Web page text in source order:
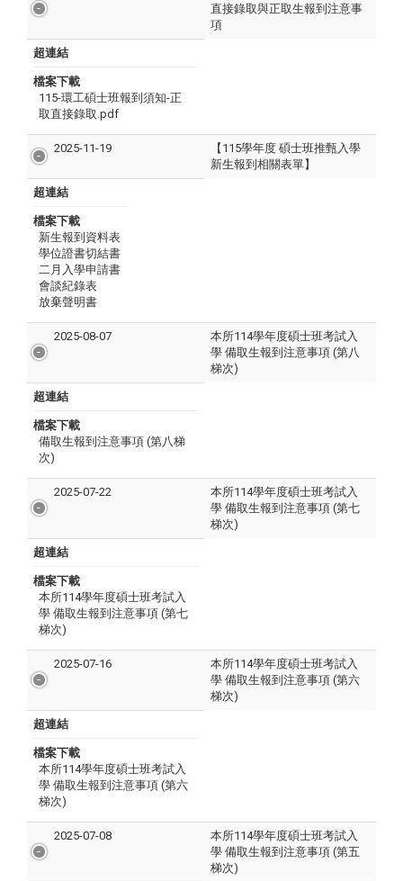
直接錄取與正取生報到注意事
項
超連結
檔案下載
115-環工碩士班報到須知-正
取直接錄取.pdf
2025-11-19
【115學年度 碩士班推甄入學
新生報到相關表單】
超連結
檔案下載
新生報到資料表
學位證書切結書
二月入學申請書
會談紀錄表
放棄聲明書
2025-08-07
本所114學年度碩士班考試入
學 備取生報到注意事項 (第八
梯次)
超連結
檔案下載
備取生報到注意事項 (第八梯
次)
2025-07-22
本所114學年度碩士班考試入
學 備取生報到注意事項 (第七
梯次)
超連結
檔案下載
本所114學年度碩士班考試入
學 備取生報到注意事項 (第七
梯次)
2025-07-16
本所114學年度碩士班考試入
學 備取生報到注意事項 (第六
梯次)
超連結
檔案下載
本所114學年度碩士班考試入
學 備取生報到注意事項 (第六
梯次)
2025-07-08
本所114學年度碩士班考試入
學 備取生報到注意事項 (第五
梯次)